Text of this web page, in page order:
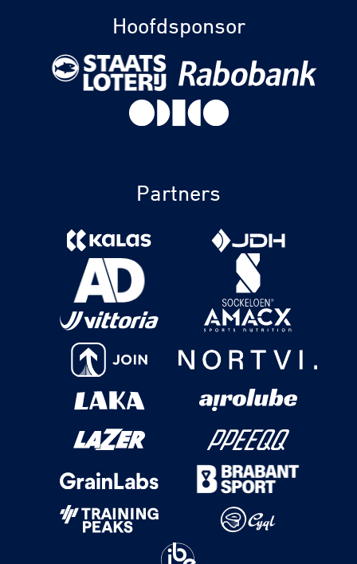
Hoofdsponsor
Partners